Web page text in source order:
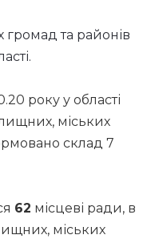
громад та районів
року у області
міських
склад 7
62 місцеві ради, в
міських